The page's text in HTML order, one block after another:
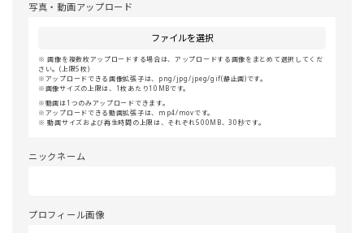
写真・動画アップロード
ファイルを選択
画像を複数枚アップロードする場合は、アップロードする画像をまとめて選択してくだ
さい。(上限5枚)
アップロードできる画像拡張子は、png/jpg/jpeg/gif(静止画)です。
画像サイズの上限は、1枚あたり10MBです。
動画は1つのみアップロードできます。
アップロードできる動画拡張子は、mp4/movです。
動画サイズおよび再生時間の上限は、それぞれ500MB、30秒です。
ニックネーム
プロフィール画像